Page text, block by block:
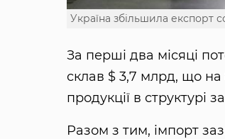
Україна збільшила експорт
За перші два місяці
склав $ 3,7 млрд, що на
продукції в структурі
Разом з тим, імпорт